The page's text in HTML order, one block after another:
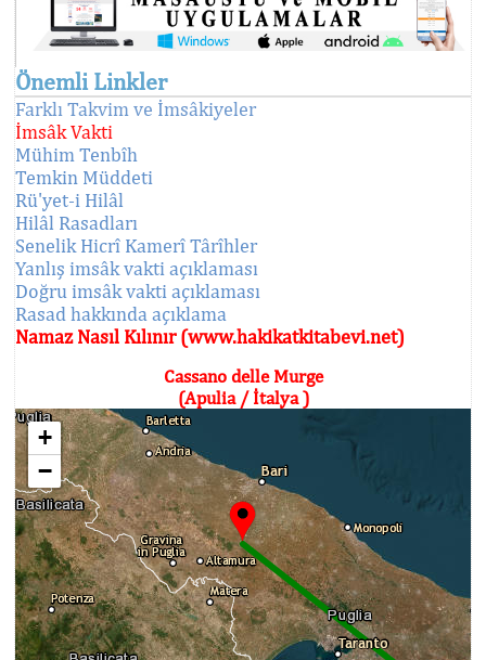
Önemli Linkler
Farklı Takvim ve İmsâkiyeler
İmsâk Vakti
Mühim Tenbîh
Temkin Müddeti
Rü'yet-i Hilâl
Hilâl Rasadları
Senelik Hicrî Kamerî Târîhler
Yanlış imsâk vakti açıklaması
Doğru imsâk vakti açıklaması
Rasad hakkında açıklama
Namaz Nasıl Kılınır (www.hakikatkitabevi.net)
Cassano delle Murge
(Apulia / İtalya )
+
−